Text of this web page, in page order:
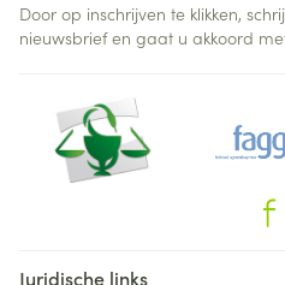
Door op inschrijven te klikken,
nieuwsbrief en gaat u akkoord
Juridische links